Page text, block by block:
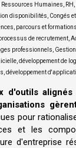
Humaines,
disponibilités, Congés
parcours et
de recrutement,
professionnels,
développement de
développement
d'outils
pour
et les
d'entreprise